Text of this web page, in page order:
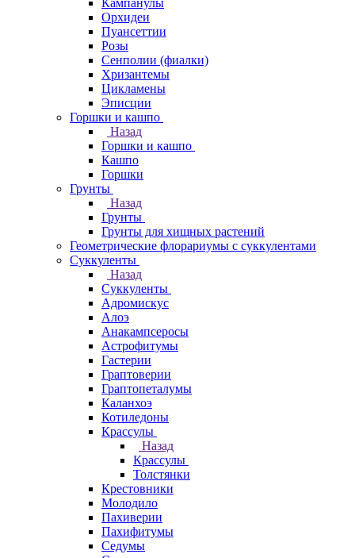
Кампанулы
Орхидеи
Пуансеттии
Розы
Сенполии (фиалки)
Хризантемы
Цикламены
Эписции
Горшки и кашпо
Назад
Горшки и кашпо
Кашпо
Горшки
Грунты
Назад
Грунты
Грунты для хищных растений
Геометрические флорариумы с суккулентами
Суккуленты
Назад
Суккуленты
Адромискус
Алоэ
Анакампсеросы
Астрофитумы
Гастерии
Граптоверии
Граптопеталумы
Каланхоэ
Котиледоны
Крассулы
Назад
Крассулы
Толстянки
Крестовники
Молодило
Пахиверии
Пахифитумы
Седумы